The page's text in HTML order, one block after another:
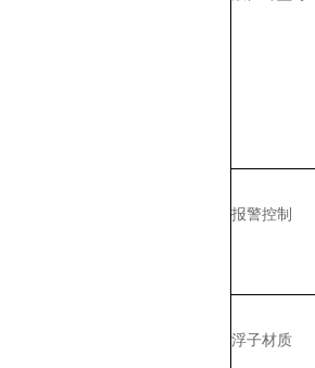
报警控制
浮子材质